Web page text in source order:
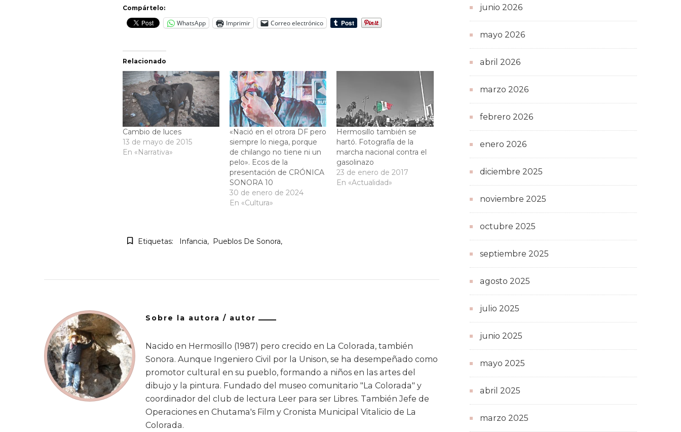
Compártelo:
WhatsApp Imprimir Correo electrónico
Relacionado
Cambio de luces
13 de mayo de 2015
En «Narrativa»
«Nació en el otrora DF pero
siempre lo niega, porque
de chilango no tiene ni un
pelo». Ecos de la
presentación de CRÓNICA
SONORA 10
30 de enero de 2024
En «Cultura»
Hermosillo también se
hartó. Fotografía de la
marcha nacional contra el
gasolinazo
23 de enero de 2017
En «Actualidad»
Etiquetas: Infancia Pueblos De Sonora
Sobre la autora / autor
Nacido en Hermosillo (1987) pero crecido en La Colorada, también
Sonora. Aunque Ingeniero Civil por la Unison, se ha desempeñado como
promotor cultural en su pueblo, formando a niños en las artes del
dibujo y la pintura. Fundado del museo comunitario "La Colorada" y
coordinador del club de lectura Leer para ser Libres. También Jefe de
Operaciones en Chutama's Film y Cronista Municipal Vitalicio de La
Colorada.
junio 2026
mayo 2026
abril 2026
marzo 2026
febrero 2026
enero 2026
diciembre 2025
noviembre 2025
octubre 2025
septiembre 2025
agosto 2025
julio 2025
junio 2025
mayo 2025
abril 2025
marzo 2025